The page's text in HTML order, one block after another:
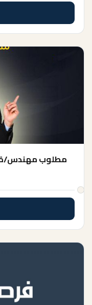
مطلوب مهندس/ة